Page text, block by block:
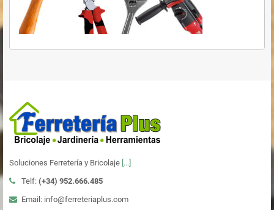
Soluciones Ferretería y Bricolaje [...]
Telf: (+34) 952.666.485
Email: info@ferreteriaplus.com